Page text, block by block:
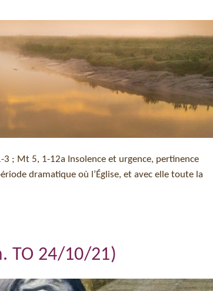
3 ; Mt 5, 1-12a Insolence et urgence, pertinence
dramatique où l’Église, et avec elle toute la
TO 24/10/21)